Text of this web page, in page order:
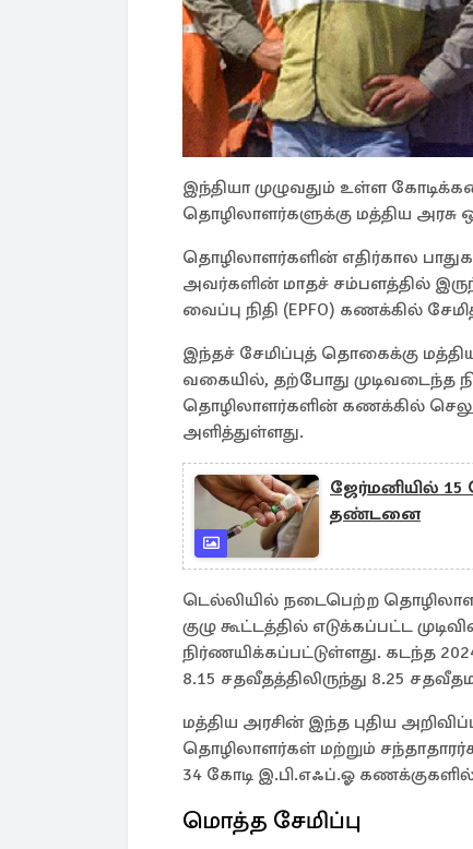
இந்தியா முழுவதும் உள்ள
தொழிலாளர்களுக்கு மத்திய அரசு
தொழிலாளர்களின் எதிர்கால
அவர்களின் மாதச் சம்பளத்தில்
வைப்பு நிதி (EPFO) கணக்கில்
இந்தச் சேமிப்புத் தொகைக்கு
வகையில், தற்போது முடிவடைந்த
தொழிலாளர்களின் கணக்கில்
அளித்துள்ளது.
ஜேர்மனியில்
தண்டனை
டெல்லியில் நடைபெற்ற
குழு கூட்டத்தில் எடுக்கப்பட்ட
நிர்ணயிக்கப்பட்டுள்ளது. கடந்த
8.15 சதவீதத்திலிருந்து 8.25
மத்திய அரசின் இந்த புதிய
தொழிலாளர்கள் மற்றும்
34 கோடி இ.பி.எஃப்.ஓ
மொத்த சேமிப்பு